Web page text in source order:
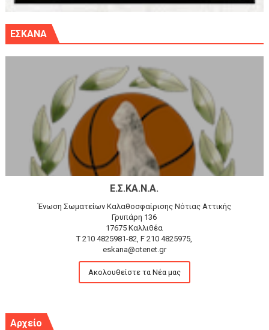
ΕΣΚΑΝΑ
Ε.Σ.ΚΑ.Ν.Α.
Ένωση Σωματείων Καλαθοσφαίρισης Νότιας Αττικής
Γρυπάρη 136
17675 Καλλιθέα
T 210 4825981-82, F 210 4825975,
eskana@otenet.gr
Ακολουθείστε τα Νέα μας
Αρχείο